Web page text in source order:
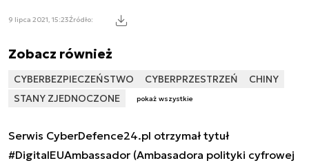
9 lipca 2021, 15:23Źródło:
Zobacz również
CYBERBEZPIECZEŃSTWO CYBERPRZESTRZEŃ
CHINY
STANY ZJEDNOCZONE
pokaż wszystkie
Serwis CyberDefence24.pl otrzymał tytuł
#DigitalEUAmbassador (Ambasadora polityki cyfrowej